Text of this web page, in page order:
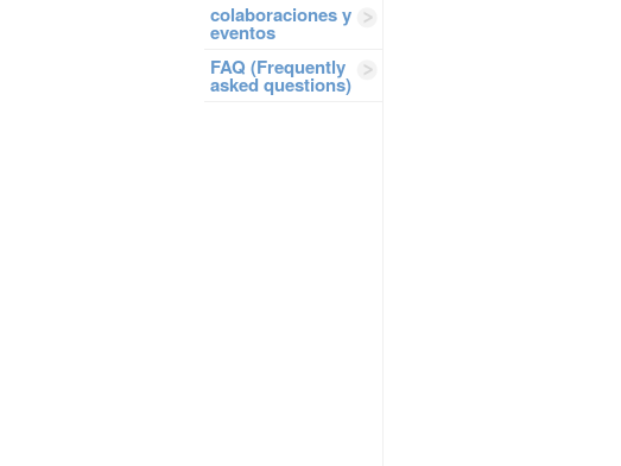
colaboraciones y
eventos
FAQ (Frequently
asked questions)